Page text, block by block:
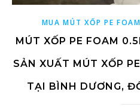
MUA MÚT XỐP PE FOAM
MÚT XỐP PE FOAM
SẢN XUẤT MÚT XỐP
TẠI BÌNH DƯƠNG,